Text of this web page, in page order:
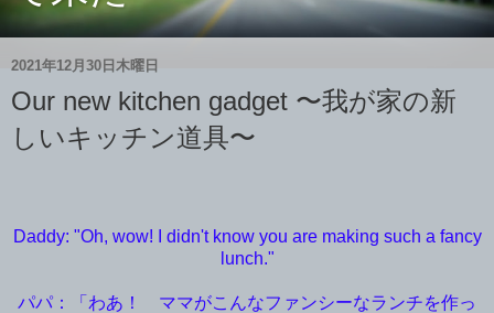
2021年12月30日木曜日
Our new kitchen gadget 〜我が家の新
しいキッチン道具〜
Daddy: "Oh, wow! I didn't know you are making such a fancy
lunch."
パパ：「わあ！ ママがこんなファンシーなランチを作っ